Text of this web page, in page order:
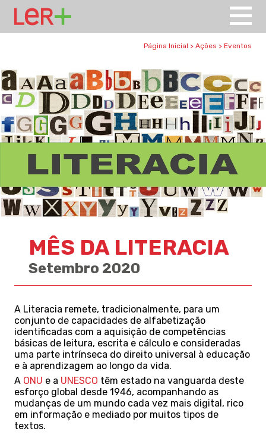
Página Inicial > Ações > Eventos
MÊS DA LITERACIA
Setembro 2020
A Literacia remete, tradicionalmente, para um
conjunto de capacidades de alfabetização
identificadas com a aquisição de competências
básicas de leitura, escrita e cálculo e consideradas
uma parte intrínseca do direito universal à educação
e à aprendizagem ao longo da vida.
A ONU e a UNESCO têm estado na vanguarda deste
esforço global desde 1946, acompanhando as
mudanças de um mundo cada vez mais digital, rico
em informação e mediado por muitos tipos de
textos.